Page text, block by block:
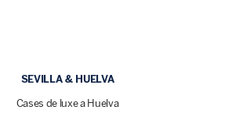
SEVILLA & HUELVA
Cases de luxe a Huelva